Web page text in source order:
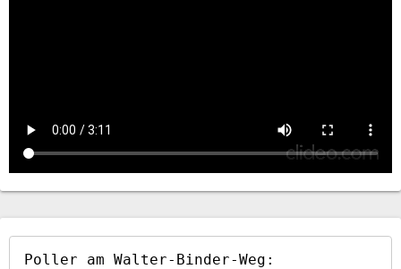
Poller am Walter-Binder-Weg: